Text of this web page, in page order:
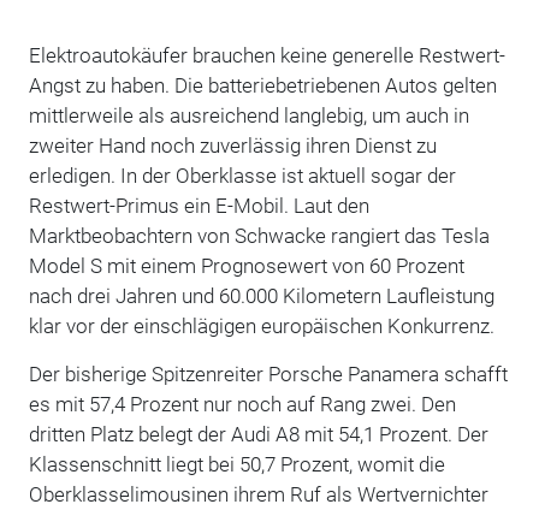
Elektroautokäufer brauchen keine generelle Restwert-
Angst zu haben. Die batteriebetriebenen Autos gelten
mittlerweile als ausreichend langlebig, um auch in
zweiter Hand noch zuverlässig ihren Dienst zu
erledigen. In der Oberklasse ist aktuell sogar der
Restwert-Primus ein E-Mobil. Laut den
Marktbeobachtern von Schwacke rangiert das Tesla
Model S mit einem Prognosewert von 60 Prozent
nach drei Jahren und 60.000 Kilometern Laufleistung
klar vor der einschlägigen europäischen Konkurrenz.
Der bisherige Spitzenreiter Porsche Panamera schafft
es mit 57,4 Prozent nur noch auf Rang zwei. Den
dritten Platz belegt der Audi A8 mit 54,1 Prozent. Der
Klassenschnitt liegt bei 50,7 Prozent, womit die
Oberklasselimousinen ihrem Ruf als Wertvernichter